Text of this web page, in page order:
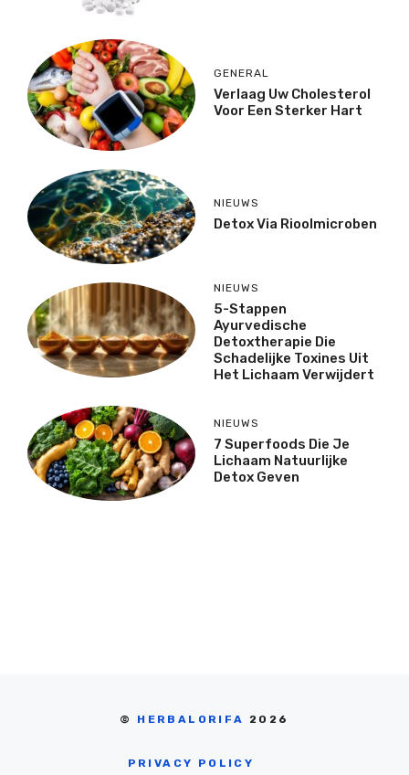
GENERAL
Verlaag Uw Cholesterol
Voor Een Sterker Hart
NIEUWS
Detox Via Rioolmicroben
NIEUWS
5-Stappen
Ayurvedische
Detoxtherapie Die
Schadelijke Toxines Uit
Het Lichaam Verwijdert
NIEUWS
7 Superfoods Die Je
Lichaam Natuurlijke
Detox Geven
© HERBALORIFA 2026
PRIVACY POLICY